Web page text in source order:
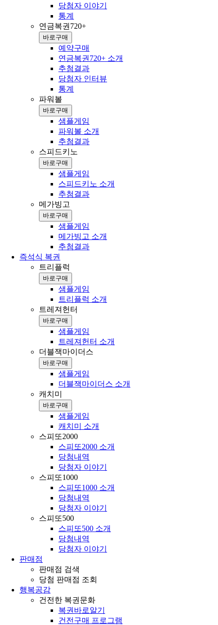
당첨자 이야기
통계
연금복권720+
바로구매
예약구매
연금복권720+ 소개
추첨결과
당첨자 인터뷰
통계
파워볼
바로구매
샘플게임
파워볼 소개
추첨결과
스피드키노
바로구매
샘플게임
스피드키노 소개
추첨결과
메가빙고
바로구매
샘플게임
메가빙고 소개
추첨결과
즉석식 복권
트리플럭
바로구매
샘플게임
트리플럭 소개
트레져헌터
바로구매
샘플게임
트레져헌터 소개
더블잭마이더스
바로구매
샘플게임
더블잭마이더스 소개
캐치미
바로구매
샘플게임
캐치미 소개
스피또2000
스피또2000 소개
당첨내역
당첨자 이야기
스피또1000
스피또1000 소개
당첨내역
당첨자 이야기
스피또500
스피또500 소개
당첨내역
당첨자 이야기
판매점
판매점 검색
당첨 판매점 조회
행복공감
건전한 복권문화
복권바로알기
건전구매 프로그램